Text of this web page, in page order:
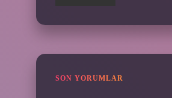
SON YORUMLAR